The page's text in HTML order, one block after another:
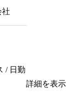
社
/ 日勤
詳細を表示